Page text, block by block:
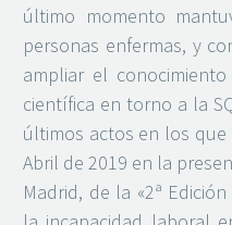
último momento
personas enfermas, y
ampliar el
científica en torno a la
últimos actos en los
Abril de 2019 en la
Madrid, de la «2ª